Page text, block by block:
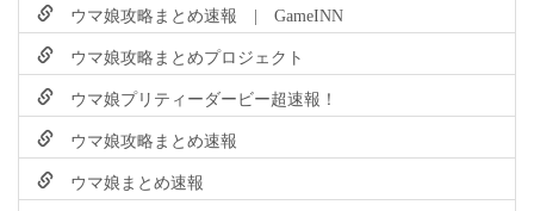
ウマ娘攻略まとめ速報 | GameINN
ウマ娘攻略まとめプロジェクト
ウマ娘プリティーダービー超速報！
ウマ娘攻略まとめ速報
ウマ娘まとめ速報